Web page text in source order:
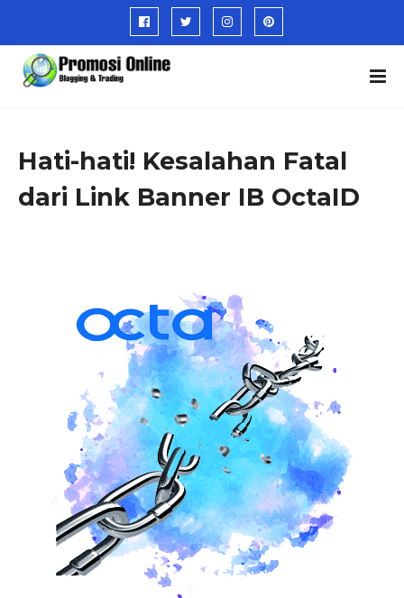
Hati-hati! Kesalahan Fatal
dari Link Banner IB OctaID